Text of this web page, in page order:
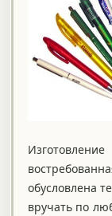
обусловлена
вручать по